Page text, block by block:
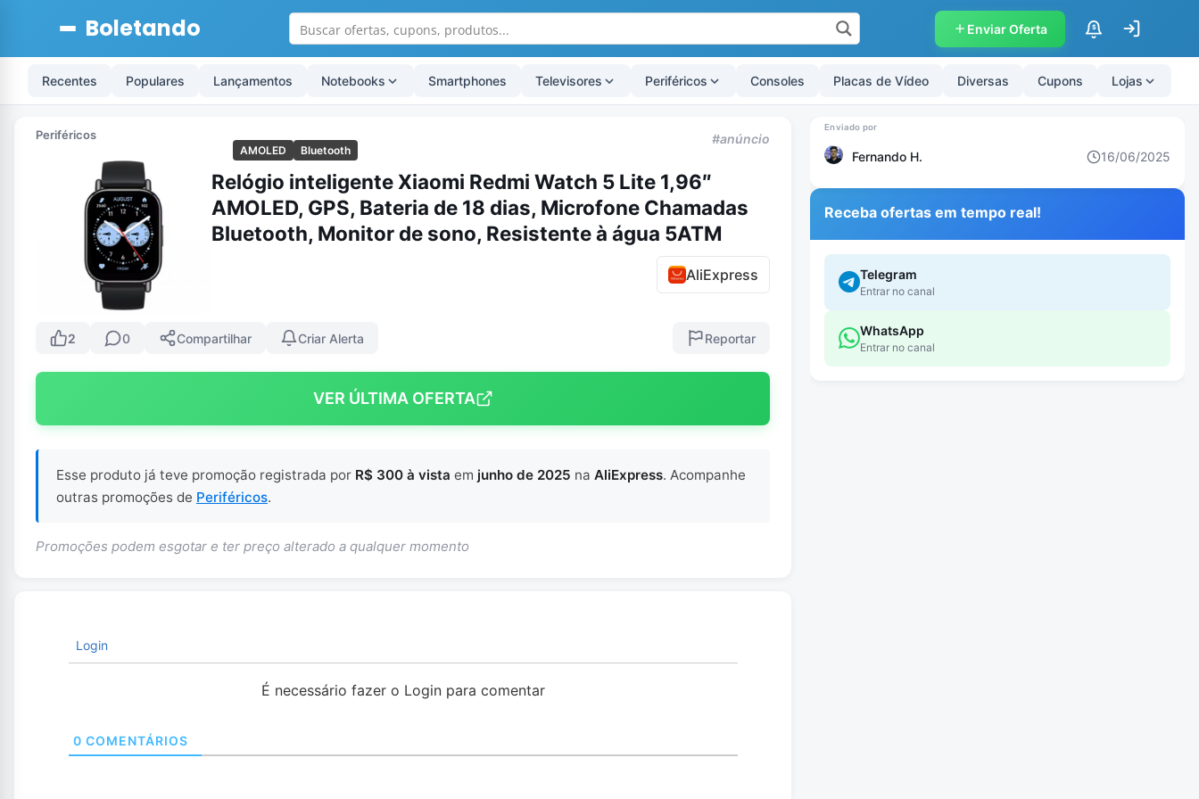
Boletando Enviar Oferta $
Recentes Populares Lançamentos Notebooks Smartphones Televisores Periféricos Consoles Placas de Vídeo Diversas Cupons Lojas
Periféricos
AMOLED Bluetooth
#anúncio
Relógio inteligente Xiaomi Redmi Watch 5 Lite 1,96″
AMOLED, GPS, Bateria de 18 dias, Microfone Chamadas
Bluetooth, Monitor de sono, Resistente à água 5ATM
AliExpress
2 0 Compartilhar Criar Alerta Reportar
VER ÚLTIMA OFERTA
Esse produto já teve promoção registrada por R$ 300 à vista em junho de 2025 na AliExpress. Acompanhe
outras promoções de Periféricos.
Promoções podem esgotar e ter preço alterado a qualquer momento
Login
É necessário fazer o Login para comentar
0 COMENTÁRIOS
Fernando H. 16/06/2025
Receba ofertas em tempo real!
Telegram
Entrar no canal
WhatsApp
Entrar no canal